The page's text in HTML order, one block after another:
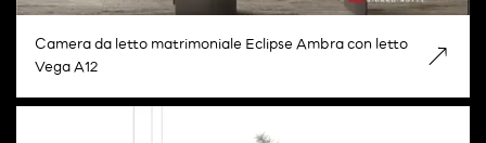
Camera da letto matrimoniale Eclipse Ambra con letto
Vega A12